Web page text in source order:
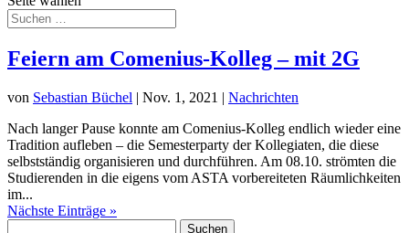
Feiern am Comenius-Kolleg – mit 2G
von Sebastian Büchel | Nov. 1, 2021 | Nachrichten
Nach langer Pause konnte am Comenius-Kolleg endlich wieder eine
Tradition aufleben – die Semesterparty der Kollegiaten, die diese
selbstständig organisieren und durchführen. Am 08.10. strömten die
Studierenden in die eigens vom ASTA vorbereiteten Räumlichkeiten
im...
Nächste Einträge »